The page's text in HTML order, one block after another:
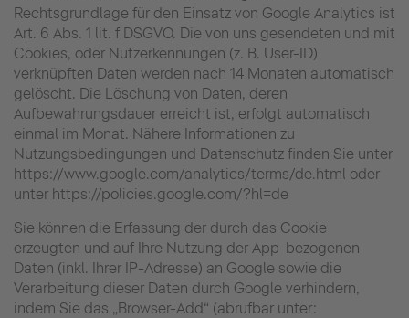
Rechtsgrundlage für den Einsatz von Google Analytics ist
Art. 6 Abs. 1 lit. f DSGVO. Die von uns gesendeten und mit
Cookies, oder Nutzerkennungen (z. B. User-ID)
verknüpften Daten werden nach 14 Monaten automatisch
gelöscht. Die Löschung von Daten, deren
Aufbewahrungsdauer erreicht ist, erfolgt automatisch
einmal im Monat. Nähere Informationen zu
Nutzungsbedingungen und Datenschutz finden Sie unter
https://www.google.com/analytics/terms/de.html oder
unter https://policies.google.com/?hl=de
Sie können die Erfassung der durch das Cookie
erzeugten und auf Ihre Nutzung der App-bezogenen
Daten (inkl. Ihrer IP-Adresse) an Google sowie die
Verarbeitung dieser Daten durch Google verhindern,
indem Sie das „Browser-Add“ (abrufbar unter: